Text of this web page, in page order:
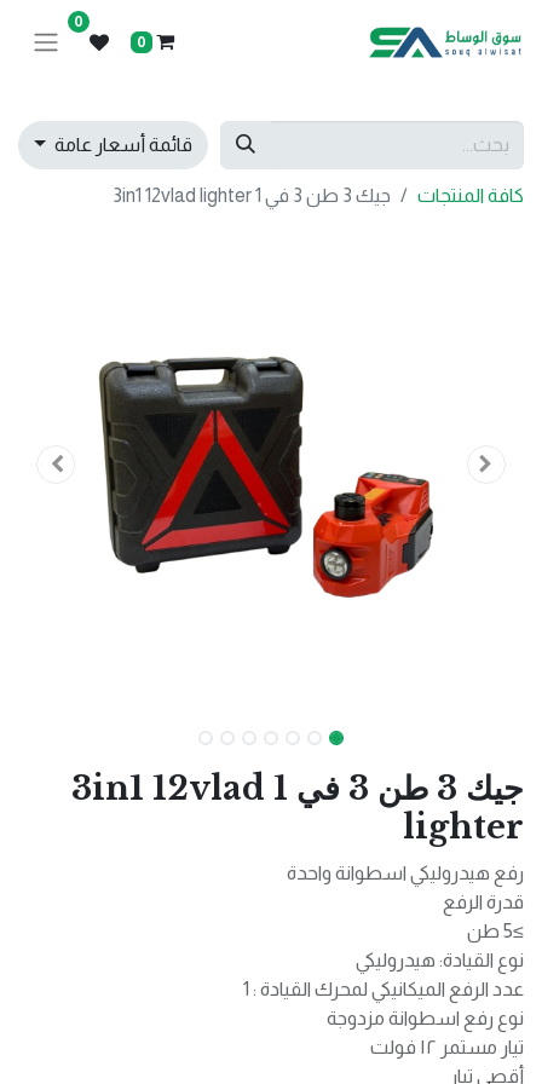
0
0
قائمة أسعار عامة
كافة المنتجات جيك 3 طن 3 في 1 3in1 12vlad lighter
جيك 3 طن 3 في 1 3in1 12vlad
lighter
رفع هيدروليكي اسطوانة واحدة
قدرة الرفع
≥5 طن
نوع القيادة: هيدروليكي
عدد الرفع الميكانيكي لمحرك القيادة : 1
نوع رفع اسطوانة مزدوجة
تيار مستمر ١٢ فولت
أقصى تيار